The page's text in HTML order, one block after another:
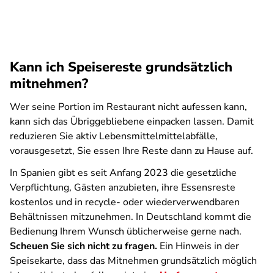
Kann ich Speisereste grundsätzlich
mitnehmen?
Wer seine Portion im Restaurant nicht aufessen kann,
kann sich das Übriggebliebene einpacken lassen. Damit
reduzieren Sie aktiv Lebensmittelmittelabfälle,
vorausgesetzt, Sie essen Ihre Reste dann zu Hause auf.
In Spanien gibt es seit Anfang 2023 die gesetzliche
Verpflichtung, Gästen anzubieten, ihre Essensreste
kostenlos und in recycle- oder wiederverwendbaren
Behältnissen mitzunehmen. In Deutschland kommt die
Bedienung Ihrem Wunsch üblicherweise gerne nach.
Scheuen Sie sich nicht zu fragen. Ein Hinweis in der
Speisekarte, dass das Mitnehmen grundsätzlich möglich